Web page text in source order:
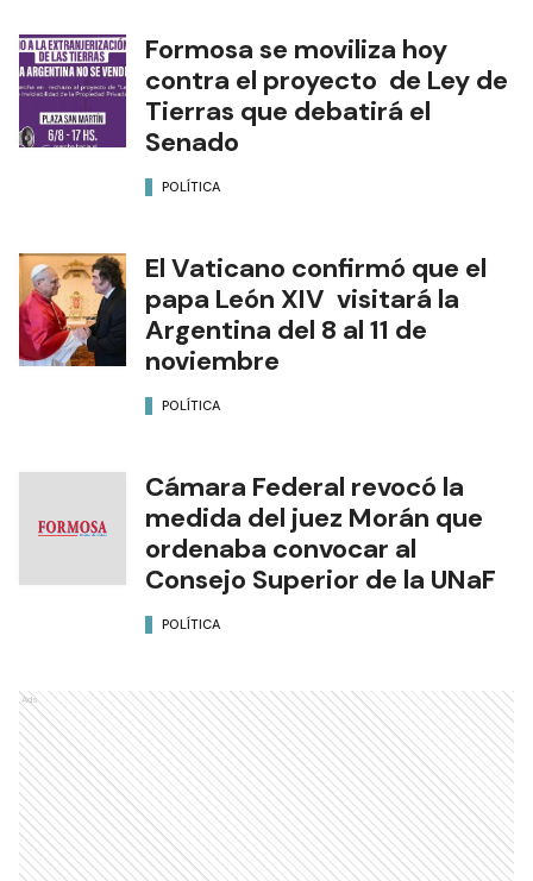
Formosa se moviliza hoy
contra el proyecto de Ley de
Tierras que debatirá el
Senado
POLÍTICA
El Vaticano confirmó que el
papa León XIV visitará la
Argentina del 8 al 11 de
noviembre
POLÍTICA
Cámara Federal revocó la
medida del juez Morán que
ordenaba convocar al
Consejo Superior de la UNaF
POLÍTICA
Ads